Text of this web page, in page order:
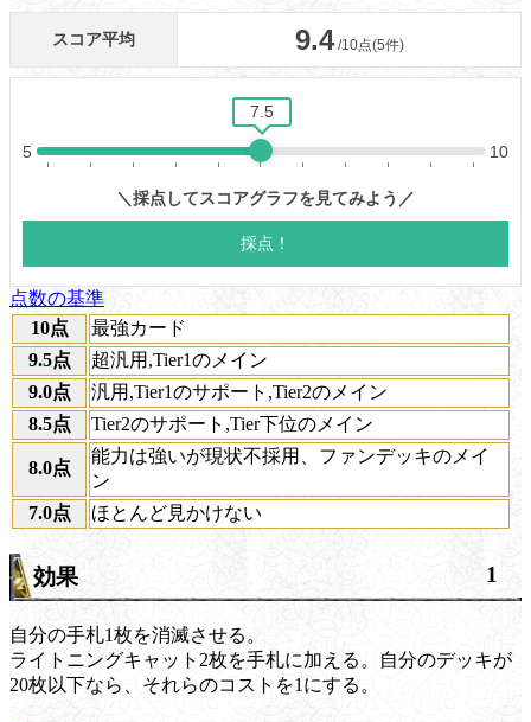
点数の基準
10点
最強カード
9.5点
超汎用,Tier1のメイン
9.0点
汎用,Tier1のサポート,Tier2のメイン
8.5点
Tier2のサポート,Tier下位のメイン
8.0点
能力は強いが現状不採用、ファンデッキのメイ
ン
7.0点
ほとんど見かけない
効果 1
自分の手札1枚を消滅させる。
ライトニングキャット2枚を手札に加える。自分のデッキが
20枚以下なら、それらのコストを1にする。